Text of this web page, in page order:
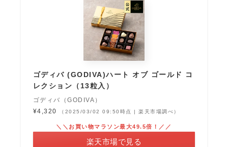
ゴディバ (GODIVA)ハート オブ ゴールド コ
レクション（13粒入）
ゴディバ（GODIVA）
¥4,320
（2025/03/02 09:50時点 | 楽天市場調べ）
＼＼お買い物マラソン最大49.5倍！／／
楽天市場で見る